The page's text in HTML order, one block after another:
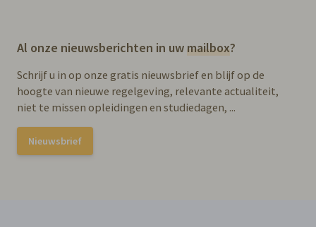
Al onze nieuwsberichten in uw mailbox?
Schrijf u in op onze gratis nieuwsbrief en blijf op de
hoogte van nieuwe regelgeving, relevante actualiteit,
niet te missen opleidingen en studiedagen, ...
Nieuwsbrief